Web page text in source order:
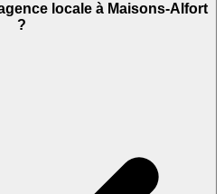
locale à Maisons-Alfort
?